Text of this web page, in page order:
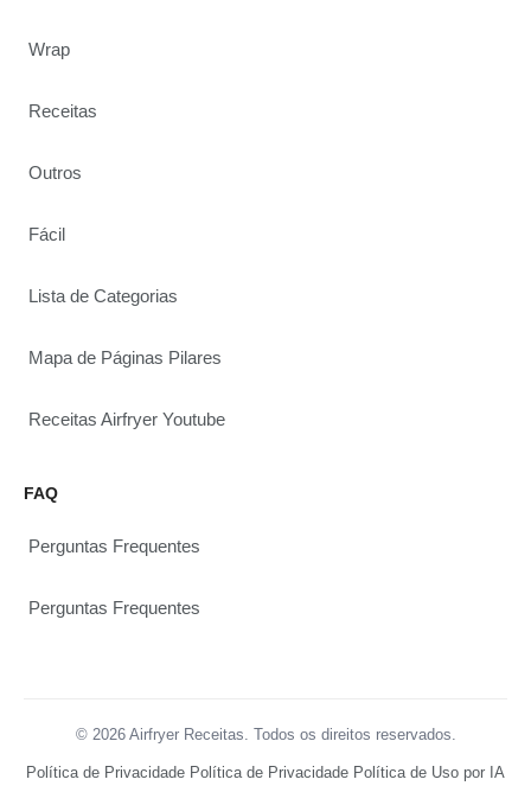
Wrap
Receitas
Outros
Fácil
Lista de Categorias
Mapa de Páginas Pilares
Receitas Airfryer Youtube
FAQ
Perguntas Frequentes
Perguntas Frequentes
© 2026 Airfryer Receitas. Todos os direitos reservados.
Política de Privacidade Política de Privacidade Política de Uso por IA